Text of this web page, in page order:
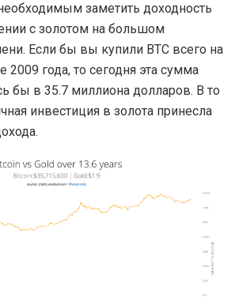
заметить доходность
с золотом на большом
Если бы вы купили BTC всего на
2009 года, то сегодня эта сумма
бы в 35.7 миллиона долларов. В то
инвестиция в золота принесла